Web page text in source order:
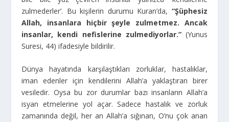
zulmederler’. Bu kişilerin durumu Kuran’da, “Şüphesiz
Allah, insanlara hiçbir şeyle zulmetmez. Ancak
insanlar, kendi nefislerine zulmediyorlar.”(Yunus
Suresi, 44) ifadesiyle bildirilir.
Dünya hayatında karşılaştıkları zorluklar, hastalıklar,
iman edenler için kendilerini Allah’a yaklaştıran birer
vesiledir. Oysa bu zor durumlar bazı insanların Allah’a
isyan etmelerine yol açar. Sadece hastalık ve zorluk
zamanında değil, her an Allah’a sığınan, O’nu çok anan